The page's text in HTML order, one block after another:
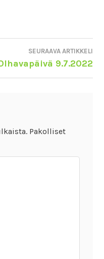
SEURAAVA ARTIKKELI
9.7.2022
Pakolliset